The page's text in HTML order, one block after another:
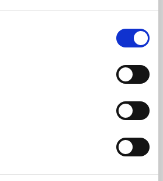
полный потенциал
платформы: комплексное
защиты данных по принципу
и компьютерных атак,
сложных требований к